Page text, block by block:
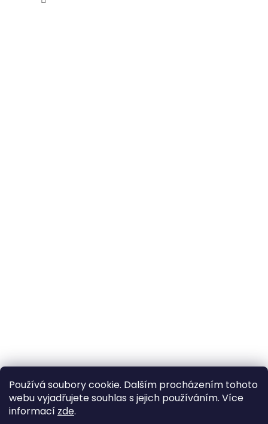
Používá soubory cookie. Dalším procházením tohoto
webu vyjadřujete souhlas s jejich používáním. Více
informací zde.